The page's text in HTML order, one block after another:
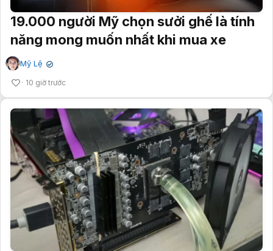
19.000 người Mỹ chọn sưởi ghế là tính
năng mong muốn nhất khi mua xe
Mỹ Lệ ✔
10 giờ trước